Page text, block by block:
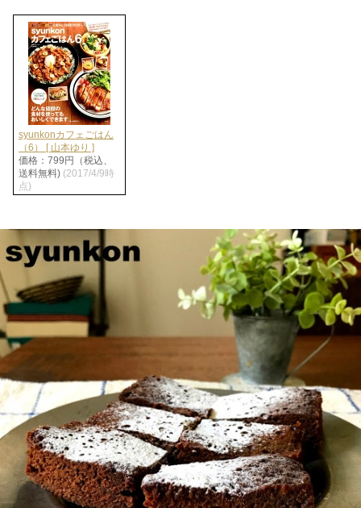
syunkonカフェごはん
（6） [ 山本ゆり ]
価格：799円（税込、
送料無料) (2017/4/9時
点)